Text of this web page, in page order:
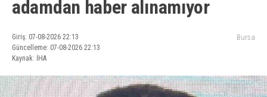
adamdan haber alınamıyor
Giriş: 07-08-2026 22:13
Güncelleme: 07-08-2026 22:13
Kaynak: İHA
Bursa